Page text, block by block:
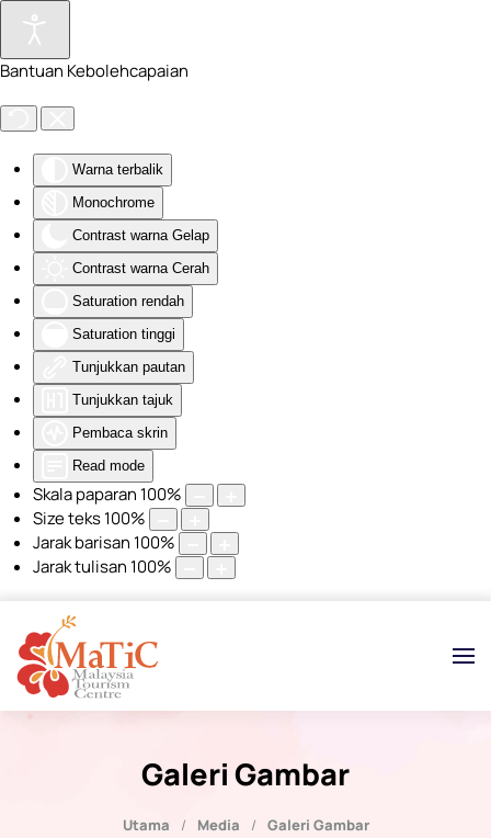
Bantuan Kebolehcapaian
Warna terbalik
Monochrome
Contrast warna Gelap
Contrast warna Cerah
Saturation rendah
Saturation tinggi
Tunjukkan pautan
Tunjukkan tajuk
Pembaca skrin
Read mode
Skala paparan 100%
Size teks100%
Jarak barisan 100%
Jarak tulisan 100%
Skip to main content
Galeri Gambar
Utama Media Galeri Gambar